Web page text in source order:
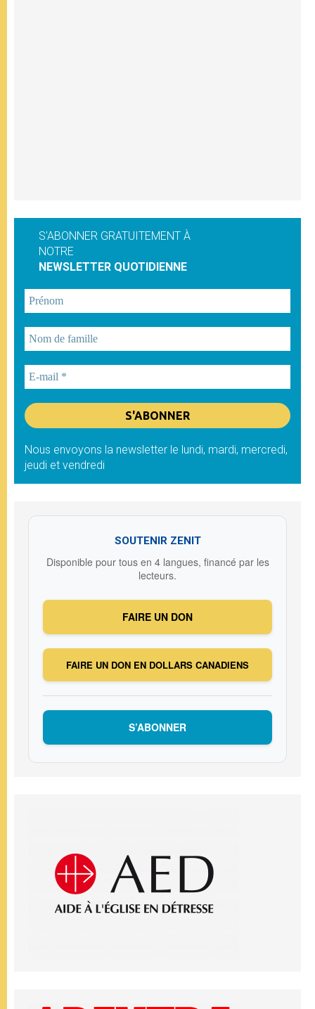
S'ABONNER GRATUITEMENT À
NOTRE
NEWSLETTER QUOTIDIENNE
Nous envoyons la newsletter le lundi, mardi, mercredi,
jeudi et vendredi
SOUTENIR ZENIT
Disponible pour tous en 4 langues, financé par les
lecteurs.
FAIRE UN DON
FAIRE UN DON EN DOLLARS CANADIENS
S’ABONNER